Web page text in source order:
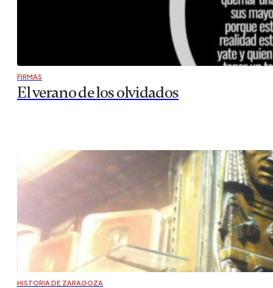
FIRMAS
El verano de los olvidados
HISTORIA DE ZARAGOZA